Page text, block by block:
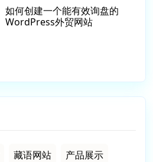
如何创建一个能有效询盘的
WordPress外贸网站
藏语网站 产品展示